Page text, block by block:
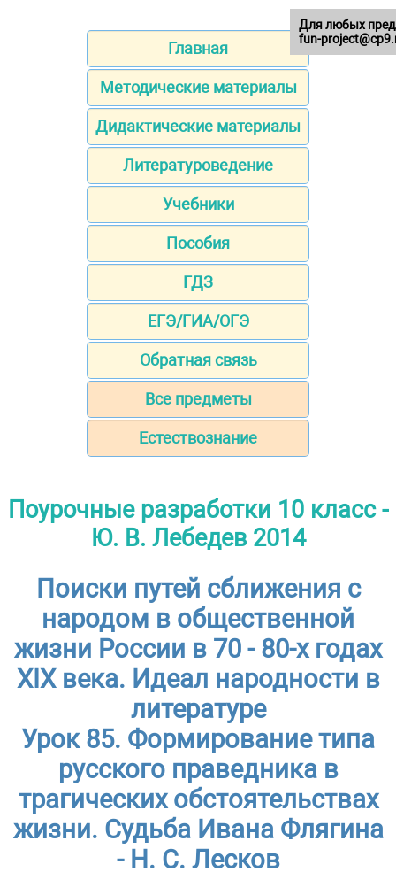
Главная
Методические материалы
Дидактические материалы
Литературоведение
Учебники
Пособия
ГДЗ
ЕГЭ/ГИА/ОГЭ
Обратная связь
Все предметы
Естествознание
Поурочные разработки 10 класс -
Ю. В. Лебедев 2014
Поиски путей сближения с
народом в общественной
жизни России в 70 - 80-х годах
XIX века. Идеал народности в
литературе
Урок 85. Формирование типа
русского праведника в
трагических обстоятельствах
жизни. Судьба Ивана Флягина
- Н. С. Лесков
Для любых
fun-